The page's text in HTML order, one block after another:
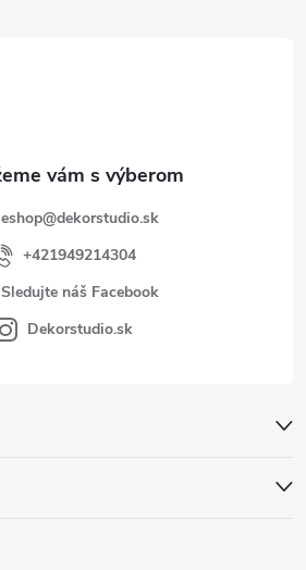
eshop@dekorstudio.sk
+421949214304
Sledujte náš Facebook
Dekorstudio.sk